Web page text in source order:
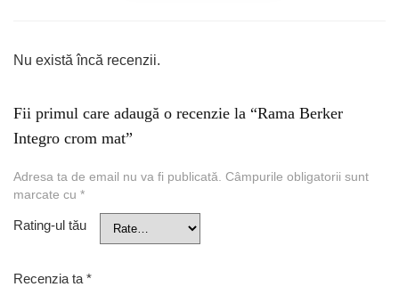
Nu există încă recenzii.
Fii primul care adaugă o recenzie la “Rama Berker
Integro crom mat”
Adresa ta de email nu va fi publicată. Câmpurile obligatorii sunt
marcate cu *
Rating-ul tău
Recenzia ta *